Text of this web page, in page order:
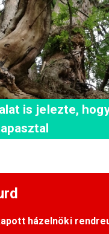
is jelezte,
házelnöki